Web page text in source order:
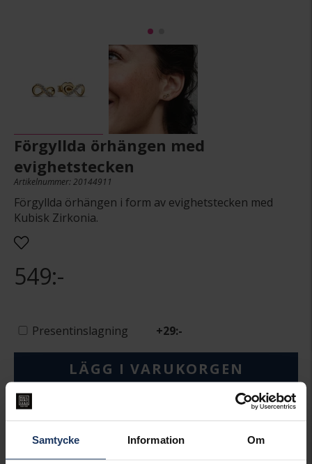
Samtycke Information Om
Förgyllda örhängen med
evighetstecken
Artikelnummer: 20144911
Förgyllda örhängen i form av evighetstecken med
Kubisk Zirkonia.
549:-
Presentinslagning +29:-
LÄGG I VARUKORGEN
Lagervara.
INFO